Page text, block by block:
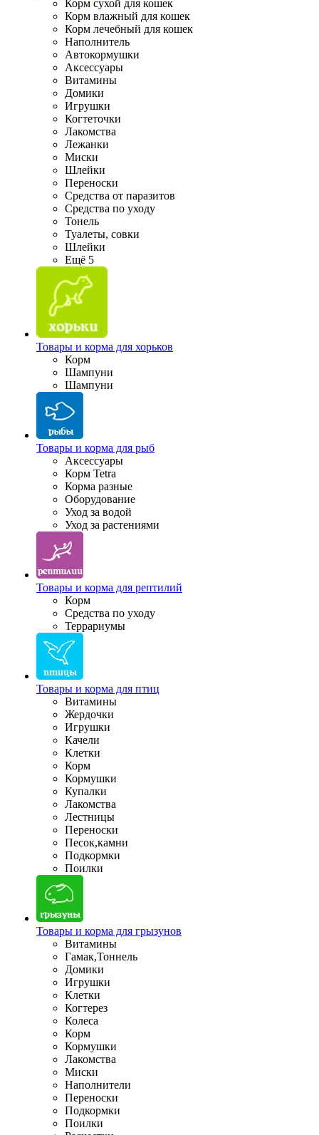
Корм сухой для кошек
Корм влажный для кошек
Корм лечебный для кошек
Наполнитель
Автокормушки
Аксессуары
Витамины
Домики
Игрушки
Когтеточки
Лакомства
Лежанки
Миски
Шлейки
Переноски
Средства от паразитов
Средства по уходу
Тонель
Туалеты, совки
Шлейки
Ещё 5
Товары и корма для хорьков
Корм
Шампуни
Шампуни
Товары и корма для рыб
Аксессуары
Корм Tetra
Корма разные
Оборудование
Уход за водой
Уход за растениями
Товары и корма для рептилий
Корм
Средства по уходу
Террариумы
Товары и корма для птиц
Витамины
Жердочки
Игрушки
Качели
Клетки
Корм
Кормушки
Купалки
Лакомства
Лестницы
Переноски
Песок,камни
Подкормки
Поилки
Товары и корма для грызунов
Витамины
Гамак,Тоннель
Домики
Игрушки
Клетки
Когтерез
Колеса
Корм
Кормушки
Лакомства
Миски
Наполнители
Переноски
Подкормки
Поилки